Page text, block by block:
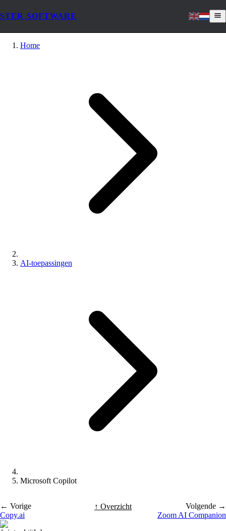
STER SOFTWARE
Home
AI-toepassingen
Microsoft Copilot
← Vorige
Copy.ai
↑ Overzicht
Volgende →
Zoom AI Companion